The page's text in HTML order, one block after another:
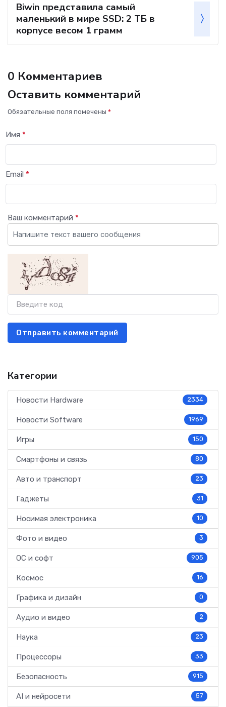
Biwin представила самый
маленький в мире SSD: 2 ТБ в
корпусе весом 1 грамм
0 Комментариев
Оставить комментарий
Обязательные поля помечены *
Имя *
Email *
Ваш комментарий *
Отправить комментарий
Категории
Новости Hardware 2334
Новости Software 1969
Игры 150
Смартфоны и связь 80
Авто и транспорт 23
Гаджеты 31
Носимая электроника 10
Фото и видео 3
ОС и софт 905
Космос 16
Графика и дизайн 0
Аудио и видео 2
Наука 23
Процессоры 33
Безопасность 915
AI и нейросети 57